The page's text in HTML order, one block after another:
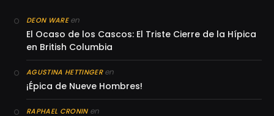
DEON WAREen
El Ocaso de los Cascos: El Triste Cierre de la Hípica
en British Columbia
AGUSTINA HETTINGERen
¡Épica de Nueve Hombres!
RAPHAEL CRONINen